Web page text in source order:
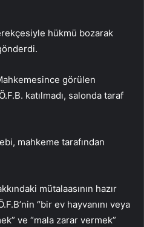
hükmü bozarak
görülen
katılmadı, salonda taraf
mahkeme tarafından
mütalaasının hazır
“bir ev hayvanını veya
ve “mala zarar vermek”